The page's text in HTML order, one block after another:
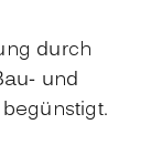
durch
und